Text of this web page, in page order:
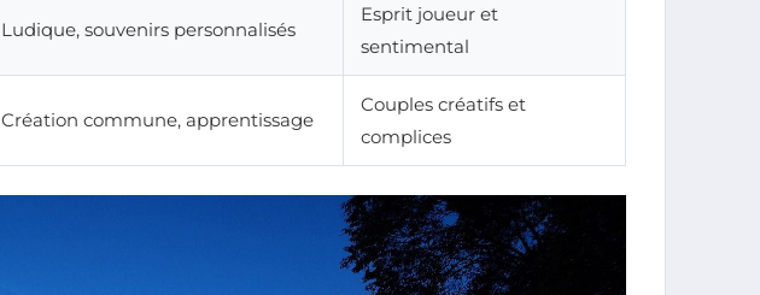
Ludique, souvenirs personnalisés
Esprit joueur et
sentimental
Création commune, apprentissage
Couples créatifs et
complices